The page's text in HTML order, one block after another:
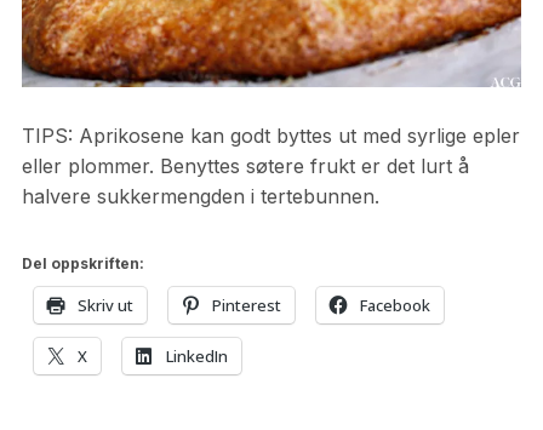
TIPS: Aprikosene kan godt byttes ut med syrlige epler
eller plommer. Benyttes søtere frukt er det lurt å
halvere sukkermengden i tertebunnen.
Del oppskriften:
Skriv ut Pinterest Facebook
X LinkedIn